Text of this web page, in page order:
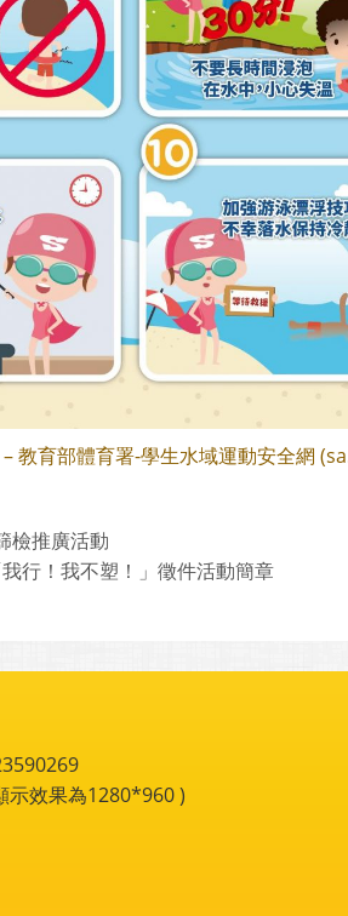
教育部體育署-學生水域運動安全網
檢推廣活動
行！我不塑！」徵件活動簡章
示效果為1280*960 )